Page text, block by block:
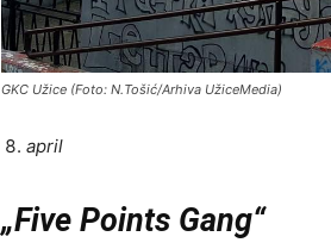
GKC Užice (Foto: N.Tošić/Arhiva UžiceMedia)
april
„Five Points Gang“